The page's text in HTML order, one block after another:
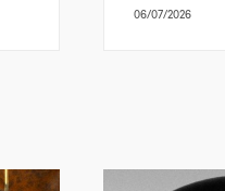
06/07/2026